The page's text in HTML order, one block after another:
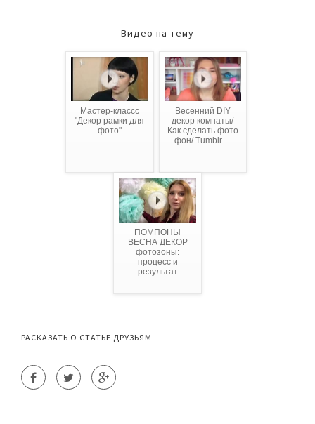
Видео на тему
Мастер-классс
"Декор рамки для
фото"
Весенний DIY
декор комнаты/
Как сделать фото
фон/ Tumblr ...
ПОМПОНЫ
ВЕСНА ДЕКОР
фотозоны:
процесс и
результат
РАСКАЗАТЬ О СТАТЬЕ ДРУЗЬЯМ